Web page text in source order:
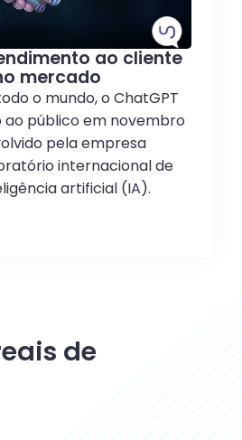
ao cliente
mercado
o mundo, o ChatGPT
público em novembro
pela empresa
internacional de
artificial (IA).
de